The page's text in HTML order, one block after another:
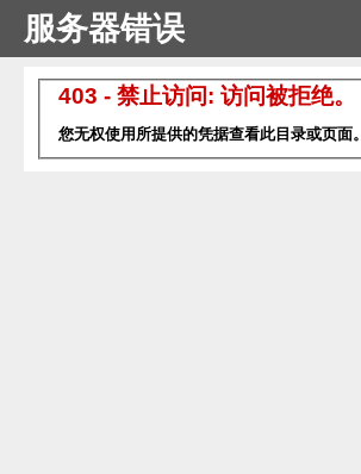
服务器错误
403 - 禁止访问: 访问被拒绝。
您无权使用所提供的凭据查看此目录或页面。